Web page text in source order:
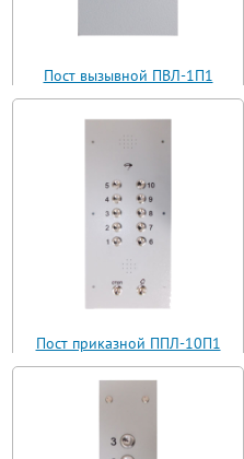
Пост вызывной ПВЛ-1П1
(ВП11-1)
Пост приказной ППЛ-10П1
(ППЛ11-10)